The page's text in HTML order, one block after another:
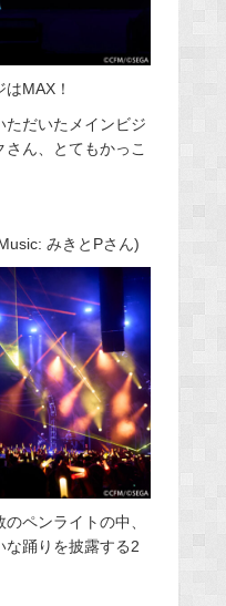
MAX！
ただいたメインビジ
ん、とてもかっこ
みきとPさん)
ペンライトの中、
な踊りを披露する2